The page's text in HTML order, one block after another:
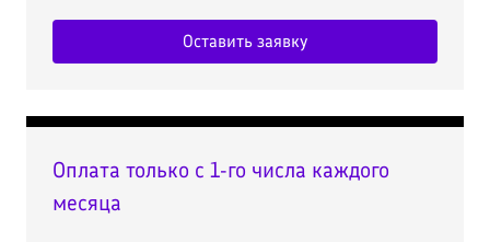
Оставить заявку
Оплата только с 1-го числа каждого
месяца